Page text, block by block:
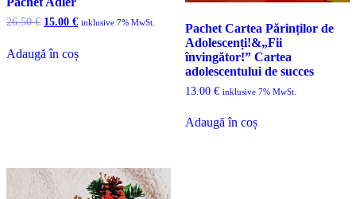
26.50€ Prețul
fost:
15.00 €Prețul
15.00 €.
inklusive 7% MwSt.
Adaugă în coș
Pachet Cartea Părinților de
Adolescenți!&„Fii
învingător!” Cartea
adolescentului de succes
13.00 € inklusive 7% MwSt.
Adaugă în coș